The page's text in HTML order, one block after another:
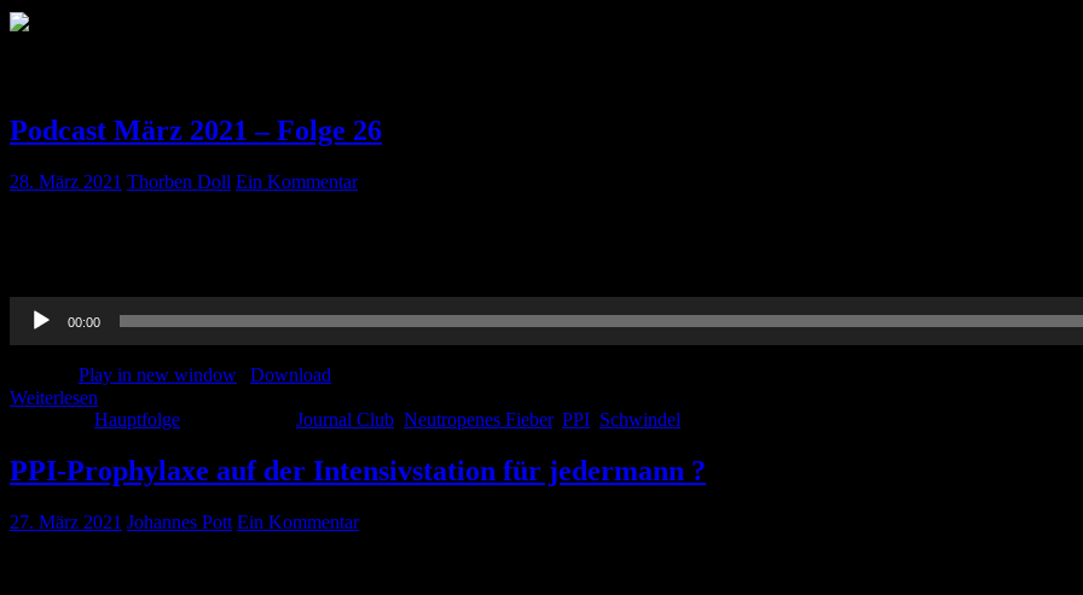
Podcast März 2021 – Folge 26
28. März 2021 Thorben Doll Ein Kommentar
Audio-
Player
00:00
Play in new window
Download
Weiterlesen
Hauptfolge Journal Club Neutropenes Fieber, PPI Schwindel
PPI-Prophylaxe auf der Intensivstation für jedermann ?
27. März 2021 Johannes Pott Ein Kommentar